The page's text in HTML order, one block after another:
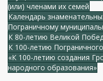
(или) членами их семей
Календарь
Пограничному
К 80-летию Великой
К 100-летию
«К 100-летию создания
народного образования»